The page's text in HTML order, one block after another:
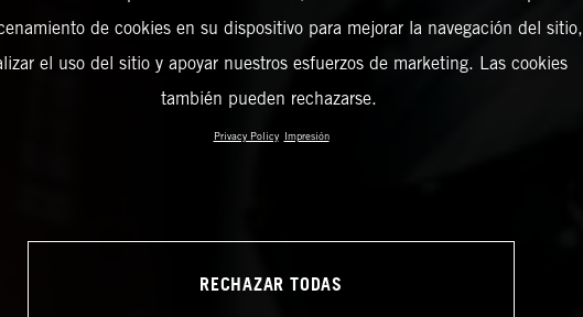
de cookies en su dispositivo para mejorar la navegación del sitio,
el uso del sitio y apoyar nuestros esfuerzos de marketing. Las cookies
también pueden rechazarse.
Privacy Policy Impresión
RECHAZAR TODAS